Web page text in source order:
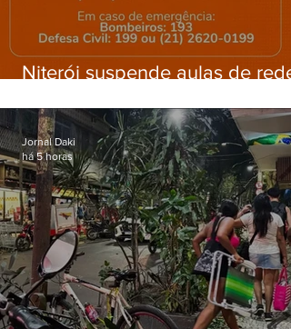
Niterói suspende aulas de rede
ventos fortes nesta sexta (7)
Jornal Daki
há 5 horas